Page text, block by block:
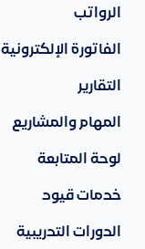
الرواتب
الفاتورة الإلكترونية
التقارير
المهام والمشاريع
لوحة المتابعة
خدمات قيود
الدورات التدريبية